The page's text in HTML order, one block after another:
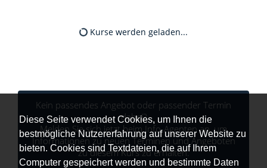
Diese Seite verwendet Cookies, um Ihnen die
bestmögliche Nutzererfahrung auf unserer Website zu
bieten. Cookies sind Textdateien, die auf Ihrem
Computer gespeichert werden und bestimmte Daten
Kurse werden geladen...
Kein passendes Angebot oder passender Termin
dabei?
Melden Sie sich jetzt beim Info-Agenten an, um
Informationen zu neuen Terminen und Angeboten
zu diesem Kurs zu erhalten.